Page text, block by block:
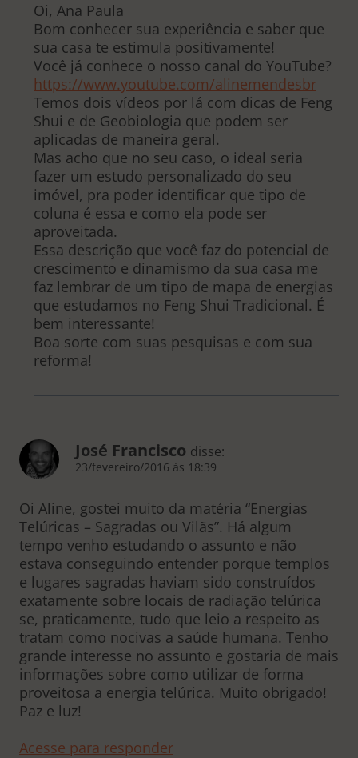
Oi, Ana Paula
Bom conhecer sua experiência e saber que
sua casa te estimula positivamente!
Você já conhece o nosso canal do YouTube?
https://www.youtube.com/alinemendesbr
Temos dois vídeos por lá com dicas de Feng
Shui e de Geobiologia que podem ser
aplicadas de maneira geral.
Mas acho que no seu caso, o ideal seria
fazer um estudo personalizado do seu
imóvel, pra poder identificar que tipo de
coluna é essa e como ela pode ser
aproveitada.
Essa descrição que você faz do potencial de
crescimento e dinamismo da sua casa me
faz lembrar de um tipo de mapa de energias
que estudamos no Feng Shui Tradicional. É
bem interessante!
Boa sorte com suas pesquisas e com sua
reforma!
José Francisco disse:
23/fevereiro/2016 às 18:39
Oi Aline, gostei muito da matéria “Energias
Telúricas – Sagradas ou Vilãs”. Há algum
tempo venho estudando o assunto e não
estava conseguindo entender porque templos
e lugares sagradas haviam sido construídos
exatamente sobre locais de radiação telúrica
se, praticamente, tudo que leio a respeito as
tratam como nocivas a saúde humana. Tenho
grande interesse no assunto e gostaria de mais
informações sobre como utilizar de forma
proveitosa a energia telúrica. Muito obrigado!
Paz e luz!
Acesse para responder